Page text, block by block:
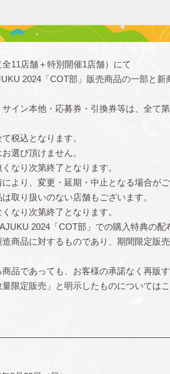
11店舗＋特別開催1店舗）にて
2024「COT部」販売商品の一部と新
イン本他・応募券・引換券等は、全て
税込となります。
選び頂けません。
なり次第終了となります。
より、変更・延期・中止となる場合がご
取り扱いのない店舗もございます。
なり次第終了となります。
2024「COT部」での購入特典の配
商品に対するものであり、期間限定販
品であっても、お客様の承諾なく再販
限定販売」と明示したものについては